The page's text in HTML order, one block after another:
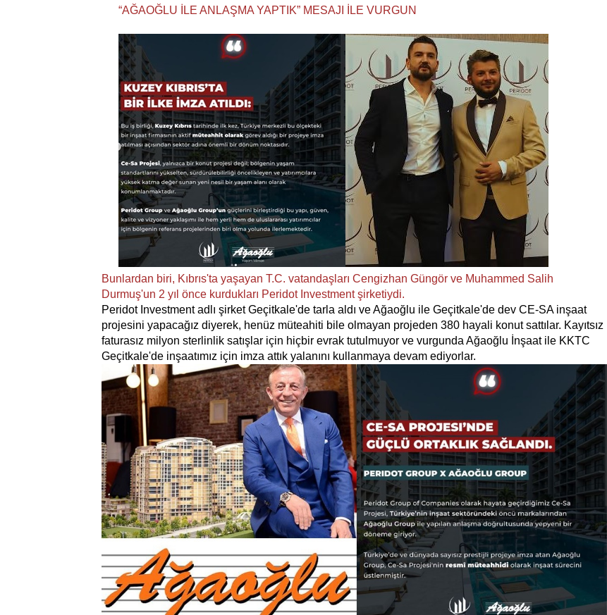
“AĞAOĞLU İLE ANLAŞMA YAPTIK” MESAJI İLE VURGUN
Bunlardan biri, Kıbrıs'ta yaşayan T.C. vatandaşları Cengizhan Güngör ve Muhammed Salih
Durmuş'un 2 yıl önce kurdukları Peridot Investment şirketiydi.
Peridot Investment adlı şirket Geçitkale'de tarla aldı ve Ağaoğlu ile Geçitkale'de dev CE-SA inşaat
projesini yapacağız diyerek, henüz müteahiti bile olmayan projeden 380 hayali konut sattılar. Kayıtsız
faturasız milyon sterlinlik satışlar için hiçbir evrak tutulmuyor ve vurgunda Ağaoğlu İnşaat ile KKTC
Geçitkale'de inşaatımız için imza attık yalanını kullanmaya devam ediyorlar.